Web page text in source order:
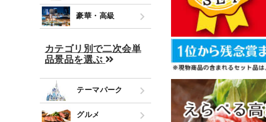
豪華・高級
カテゴリ別で二次会単
品景品を選ぶ
テーマパーク
グルメ